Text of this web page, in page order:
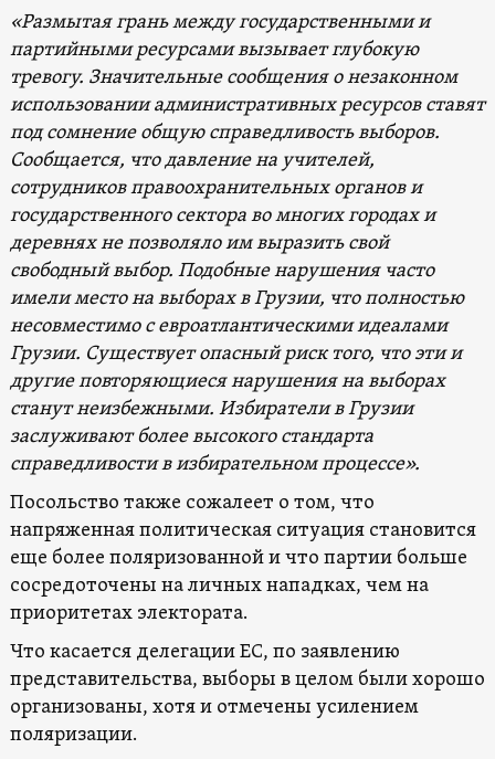
«Размытая грань между государственными и
партийными ресурсами вызывает глубокую
тревогу. Значительные сообщения о незаконном
использовании административных ресурсов ставят
под сомнение общую справедливость выборов.
Сообщается, что давление на учителей,
сотрудников правоохранительных органов и
государственного сектора во многих городах и
деревнях не позволяло им выразить свой
свободный выбор. Подобные нарушения часто
имели место на выборах в Грузии, что полностью
несовместимо с евроатлантическими идеалами
Грузии. Существует опасный риск того, что эти и
другие повторяющиеся нарушения на выборах
станут неизбежными. Избиратели в Грузии
заслуживают более высокого стандарта
справедливости в избирательном процессе».
Посольство также сожалеет о том, что
напряженная политическая ситуация становится
еще более поляризованной и что партии больше
сосредоточены на личных нападках, чем на
приоритетах электората.
Что касается делегации ЕС, по заявлению
представительства, выборы в целом были хорошо
организованы, хотя и отмечены усилением
поляризации.